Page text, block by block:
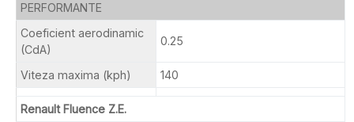
PERFORMANTE
Coeficient aerodinamic
(CdA)
0.25
Viteza maxima (kph) 140
Renault Fluence Z.E.